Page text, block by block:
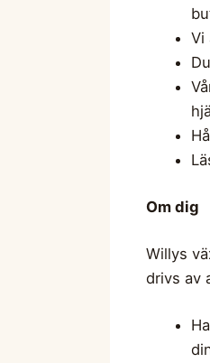
Vi
Om dig
Willys
drivs av